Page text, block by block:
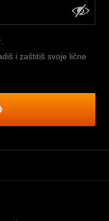
i zaštitiš svoje lične